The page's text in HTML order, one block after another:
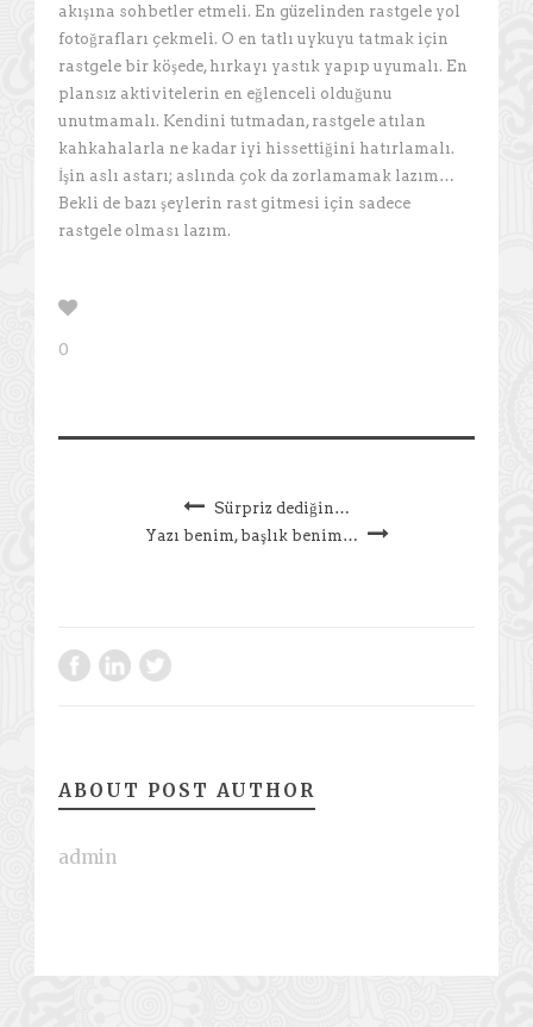
akışına sohbetler etmeli. En güzelinden rastgele yol
fotoğrafları çekmeli. O en tatlı uykuyu tatmak için
rastgele bir köşede, hırkayı yastık yapıp uyumalı. En
plansız aktivitelerin en eğlenceli olduğunu
unutmamalı. Kendini tutmadan, rastgele atılan
kahkahalarla ne kadar iyi hissettiğini hatırlamalı.
İşin aslı astarı; aslında çok da zorlamamak lazım…
Bekli de bazı şeylerin rast gitmesi için sadece
rastgele olması lazım.
0
Sürpriz dediğin…
Yazı benim, başlık benim…
ABOUT POST AUTHOR
admin